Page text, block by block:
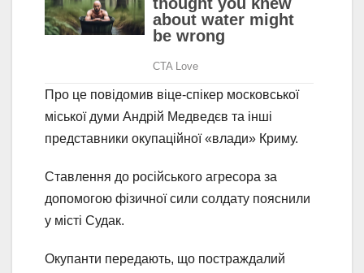
Про це повідомив віце-спікер московської
міської думи Андрій Медведєв та інші
представники окупаційної «влади» Криму.
Ставлення до російського агресора за
допомогою фізичної сили солдату пояснили
у місті Судак.
Окупанти передають, що постраждалий